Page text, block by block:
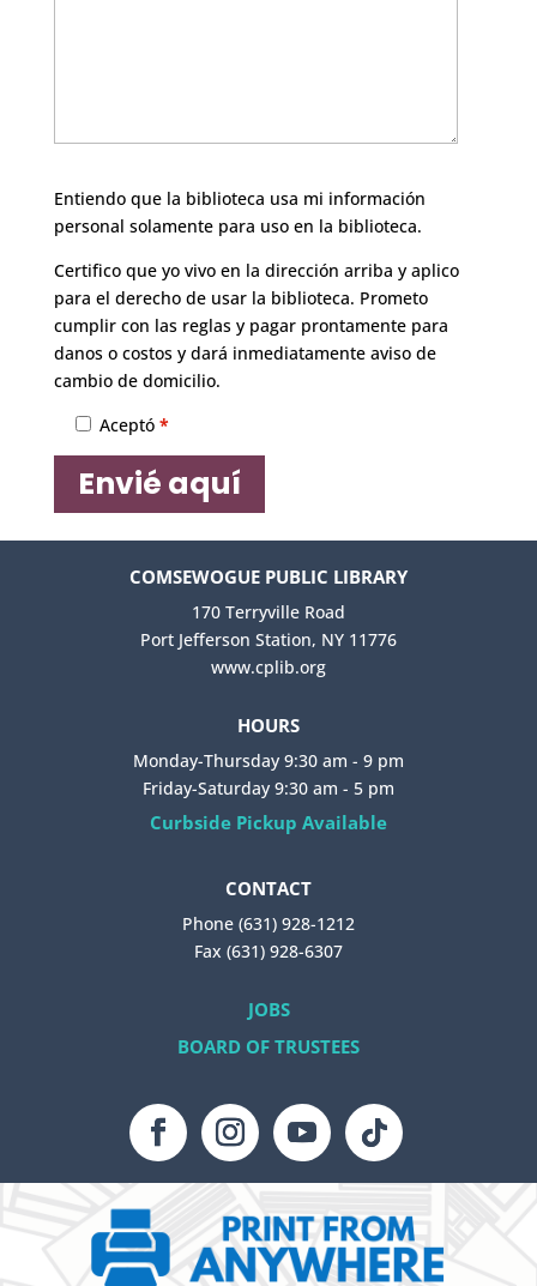
Entiendo que la biblioteca usa mi información
personal solamente para uso en la biblioteca.
Certifico que yo vivo en la dirección arriba y aplico
para el derecho de usar la biblioteca. Prometo
cumplir con las reglas y pagar prontamente para
danos o costos y dará inmediatamente aviso de
cambio de domicilio.
Aceptó*
COMSEWOGUE PUBLIC LIBRARY
170 Terryville Road
Port Jefferson Station, NY 11776
www.cplib.org
HOURS
Monday-Thursday 9:30 am - 9 pm
Friday-Saturday 9:30 am - 5 pm
Curbside Pickup Available
CONTACT
Phone (631) 928-1212
Fax (631) 928-6307
JOBS
BOARD OF TRUSTEES